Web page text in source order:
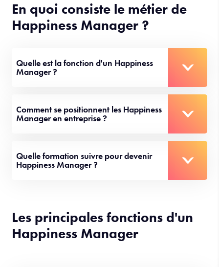
En quoi consiste le métier de
Happiness Manager ?
Quelle est la fonction d'un Happiness
Manager ?
Comment se positionnent les Happiness
Manager en entreprise ?
Quelle formation suivre pour devenir
Happiness Manager ?
Les principales fonctions d'un
Happiness Manager